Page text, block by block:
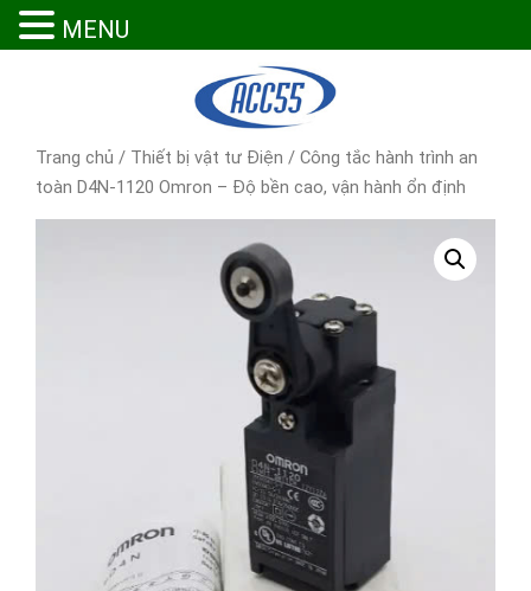
Trang chủ / Thiết bị vật tư Điện / Công tắc hành trình an
toàn D4N-1120 Omron – Độ bền cao, vận hành ổn định
MENU